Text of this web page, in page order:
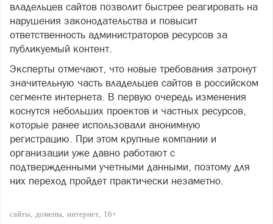
владельцев сайтов позволит быстрее реагировать на
нарушения законодательства и повысит
ответственность администраторов ресурсов за
публикуемый контент.
Эксперты отмечают, что новые требования затронут
значительную часть владельцев сайтов в российском
сегменте интернета. В первую очередь изменения
коснутся небольших проектов и частных ресурсов,
которые ранее использовали анонимную
регистрацию. При этом крупные компании и
организации уже давно работают с
подтвержденными учетными данными, поэтому для
них переход пройдет практически незаметно.
сайты домены интернет 16+